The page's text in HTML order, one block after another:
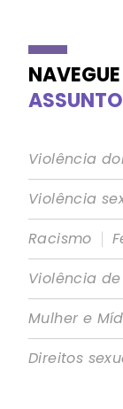
ASSUNTO
Violência
Violência
Racismo |
Violência
Mulher e
Direitos